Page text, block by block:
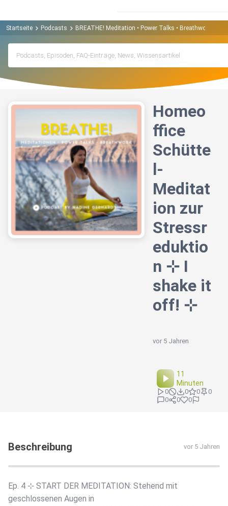
Startseite Podcasts BREATHE! Meditation • Power Talks • Breathwork
Homeo
ffice
Schütte
l-
Meditat
ion zur
Stressr
eduktio
n ⊹ I
shake it
off! ⊹
vor 5 Jahren
11
Minuten
0 0 0
0
0
0 0
Beschreibung vor 5 Jahren
Ep. 4 ⊹ START DER MEDITATION: Stehend mit
geschlossenen Augen in